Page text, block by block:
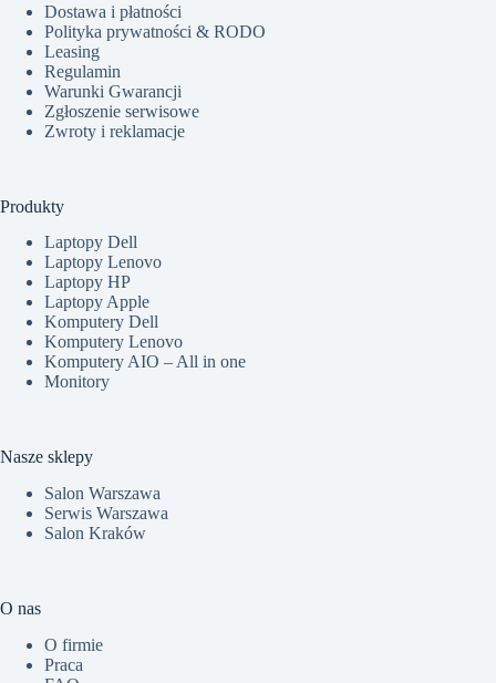
Dostawa i płatności
Polityka prywatności & RODO
Leasing
Regulamin
Warunki Gwarancji
Zgłoszenie serwisowe
Zwroty i reklamacje
Produkty
Laptopy Dell
Laptopy Lenovo
Laptopy HP
Laptopy Apple
Komputery Dell
Komputery Lenovo
Komputery AIO – All in one
Monitory
Nasze sklepy
Salon Warszawa
Serwis Warszawa
Salon Kraków
O nas
O firmie
Praca